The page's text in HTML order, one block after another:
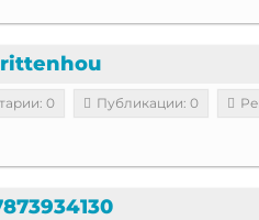
0 Публикации: 0